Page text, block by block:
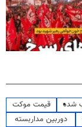
شده
قیمت موکت
دوربین مداربسته